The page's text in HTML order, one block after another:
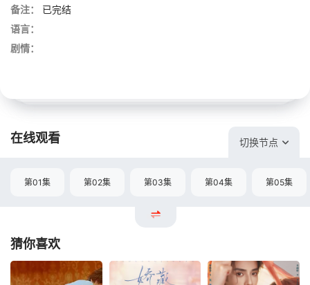
备注：
已完结
语言：
剧情：
在线观看 切换节点
第01集 第02集 第03集 第04集 第05集
猜你喜欢